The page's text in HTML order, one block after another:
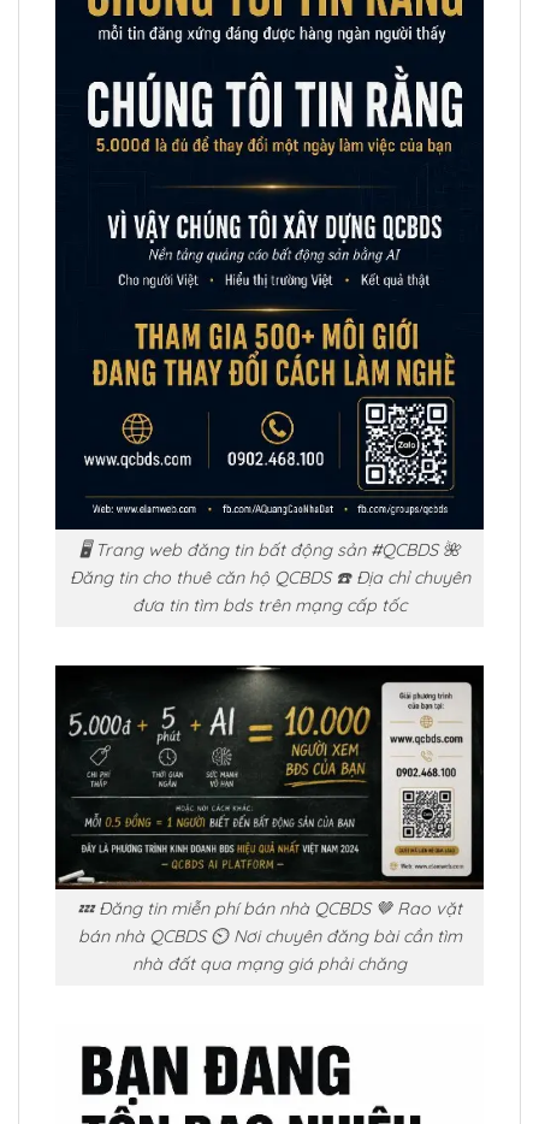
🖥️ Trang web đăng tin bất động sản #QCBDS 🌺
Đăng tin cho thuê căn hộ QCBDS ☎️ Địa chỉ chuyên
đưa tin tìm bds trên mạng cấp tốc
💤 Đăng tin miễn phí bán nhà QCBDS 🤎 Rao vặt
bán nhà QCBDS ⏲️ Nơi chuyên đăng bài cần tìm
nhà đất qua mạng giá phải chăng